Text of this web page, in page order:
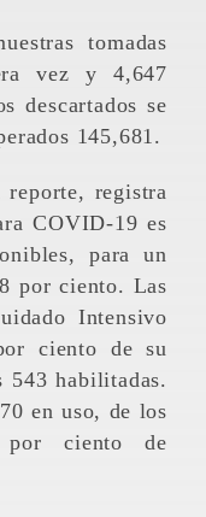
vez y 4,647
descartados se
145,681.
COVID-19 es
para un
por ciento. Las
Intensivo
ciento de su
543 habilitadas.
en uso, de los
por ciento de